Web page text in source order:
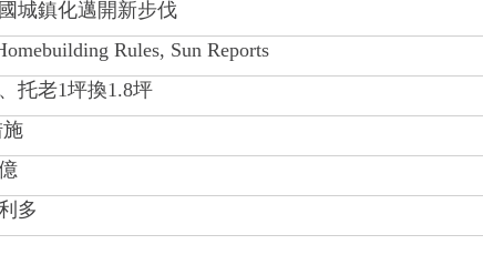
城鎮化邁開新步伐
Rules, Sun Reports
托老1坪換1.8坪
施
多